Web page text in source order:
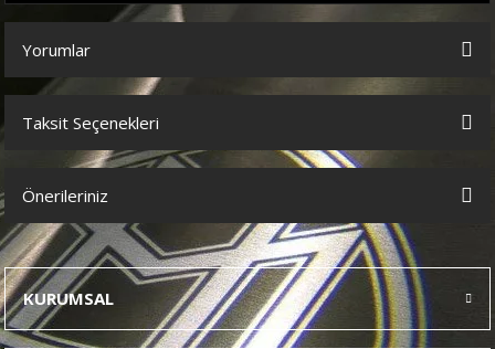
Yorumlar
Bu ürüne ilk yorumu siz yapın!
Taksit Seçenekleri
Önerileriniz
Bu ürünün fiyat bilgisi, resim, ürün açıklamalarında ve diğer
konularda yetersiz gördüğünüz noktaları öneri formunu kullanarak
tarafımıza iletebilirsiniz.
Görüş ve önerileriniz için teşekkür ederiz.
KURUMSAL